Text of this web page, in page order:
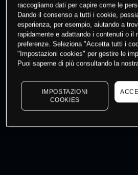
Fai trading
I prezzi sono solo indicativi. Accedi
dati di mercato
to see
raccogliamo dati per capire come le
Dando il consenso a tutti i cookie,
esperienza, per esempio, aiutando a
rapidamente e adattando i contenuti o il
preferenze. Seleziona "Accetta tutti i
"Impostazioni cookies" per gestire le
Puoi saperne di più consultando la
IMPOSTAZIONI
COOKIES